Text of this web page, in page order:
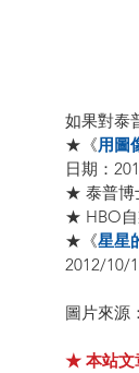
如果對泰
★《用圖
日期：
★ 泰普博
★ HBO自
★《星星
2012/10/
圖片來源
★ 本站文